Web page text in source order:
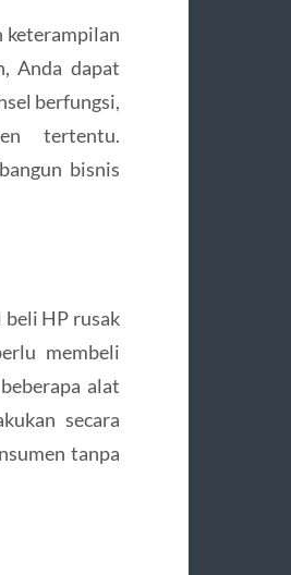
keterampilan
Anda dapat
berfungsi,
tertentu.
bisnis
beli HP rusak
membeli
alat
secara
tanpa